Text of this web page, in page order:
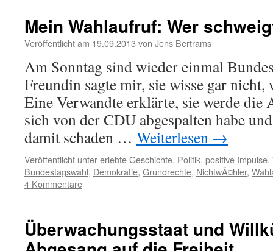
Mein Wahlaufruf: Wer
Veröffentlicht am 19.09.2013 von Jens Bertrams
Am Sonntag sind wieder einmal
Freundin sagte mir, sie wisse gar nicht,
Eine Verwandte erklärte, sie werde die
sich von der CDU abgespalten habe
damit schaden … Weiterlesen →
Veröffentlicht untererlebte Geschichte, Politik, positive Impulse,
Bundestagswahl, Demokratie, Grundrechte, NichtwÃ¤hler,
4 Kommentare
Überwachungsstaat und